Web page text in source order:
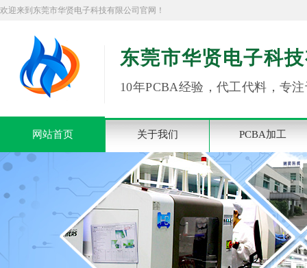
欢迎来到东莞市华贤电子科技有限公司官网！
东莞市华贤电子科
10年PCBA经验，代工代料，专
网站首页 关于我们 PCBA加工